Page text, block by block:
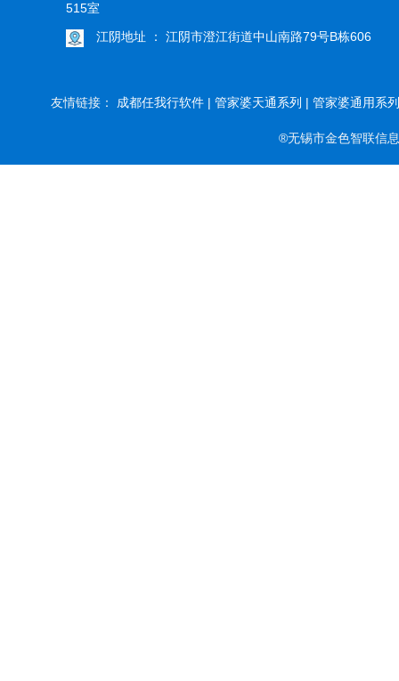
515室
江阴地址 ： 江阴市澄江街道中山南路79号B栋606
友情链接： 成都任我行软件 | 管家婆天通系列 | 管家婆通用系
®无锡市金色智联信